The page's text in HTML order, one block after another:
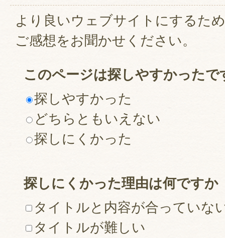
より良いウェブサイトにするた
ご感想をお聞かせください。
このページは探しやすかったで
探しやすかった
どちらともいえない
探しにくかった
探しにくかった理由は何ですか
タイトルと内容が合っていな
タイトルが難しい